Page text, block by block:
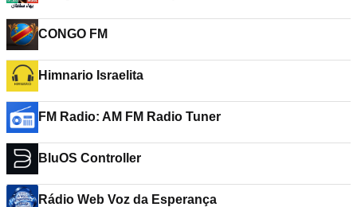
CONGO FM
Himnario Israelita
FM Radio: AM FM Radio Tuner
BluOS Controller
Rádio Web Voz da Esperança